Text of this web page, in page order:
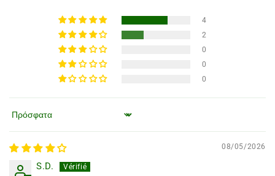
4
2
0
0
0
Ταξινόμηση κατά
08/05/2026
S.D.